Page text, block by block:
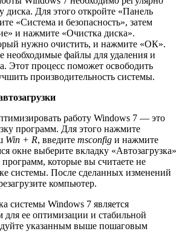
диска. Для этого откройте «Панель
«Система и безопасность», затем
и нажмите «Очистка диска».
нужно очистить, и нажмите «ОК».
необходимые файлы для удаления и
Этот процесс поможет освободить
производительность системы.
работу Windows 7 — это
программ. Для этого нажмите
Win + R, введите msconfig и нажмите
окне выберите вкладку «Автозагрузка»
которые вы считаете не
системы. После сделанных изменений
компьютер.
системы Windows 7 является
ее оптимизации и стабильной
указанным выше пошаговым